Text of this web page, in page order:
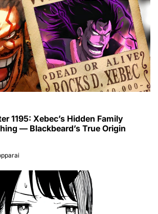
1195: Xebec’s Hidden Family
— Blackbeard’s True Origin